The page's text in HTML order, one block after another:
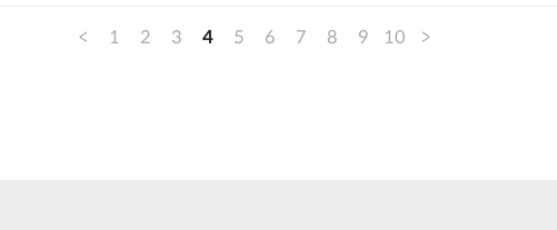
< 1 2 3 4 5 6 7 8 9 10 >